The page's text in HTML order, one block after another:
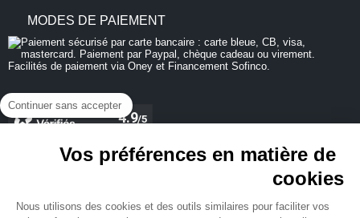
Continuer sans accepter
Vos préférences en matière de
cookies
Nous utilisons des cookies et des outils similaires pour faciliter vos
MODES DE PAIEMENT